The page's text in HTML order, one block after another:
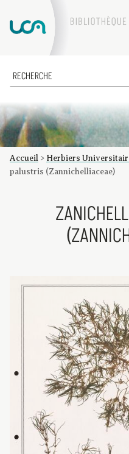
ACCUEIL
COLLECTIONS
FACTUMS
Les factums à la BU
Présentation du corpus de
Bibliographie
Glossaire
Index de recherche
Accueil > Herbiers
palustris (Zannichelliaceae)